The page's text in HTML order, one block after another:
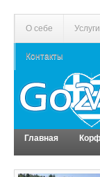
О себе Услуги
Контакты
Главная